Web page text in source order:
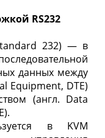
RS232
232) — в
данных между
Equipment, DTE)
(англ. Data
в KVM